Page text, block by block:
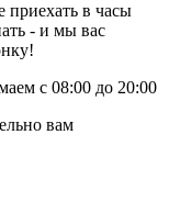
в часы
- и мы вас
с 08:00 до 20:00
вам